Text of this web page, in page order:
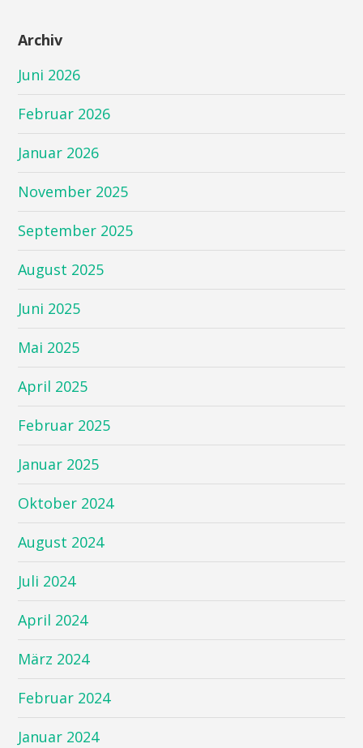
Archiv
Juni 2026
Februar 2026
Januar 2026
November 2025
September 2025
August 2025
Juni 2025
Mai 2025
April 2025
Februar 2025
Januar 2025
Oktober 2024
August 2024
Juli 2024
April 2024
März 2024
Februar 2024
Januar 2024